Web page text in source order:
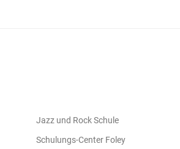
Jazz und Rock Schule
Schulungs-Center Foley